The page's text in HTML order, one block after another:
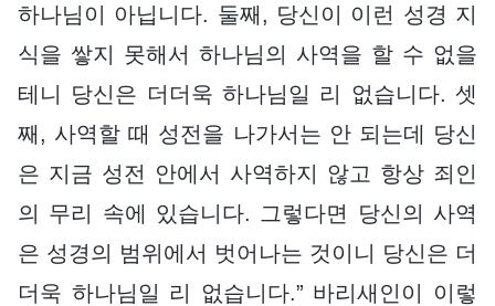
하나님이 아닙니다. 둘째, 당신이 이런 성경 지
식을 쌓지 못해서 하나님의 사역을 할 수 없을
테니 당신은 더더욱 하나님일 리 없습니다. 셋
째, 사역할 때 성전을 나가서는 안 되는데 당신
은 지금 성전 안에서 사역하지 않고 항상 죄인
의 무리 속에 있습니다. 그렇다면 당신의 사역
은 성경의 범위에서 벗어나는 것이니 당신은 더
더욱 하나님일 리 없습니다.” 바리새인이 이렇